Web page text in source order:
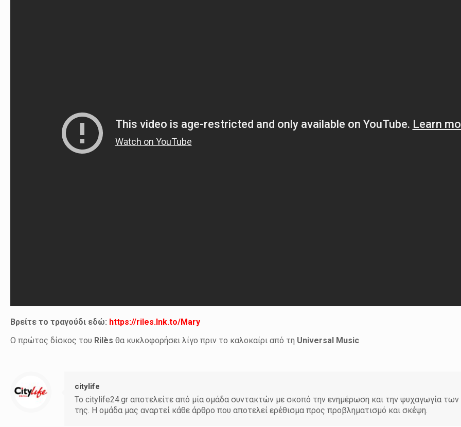
Βρείτε το τραγούδι εδώ: https://riles.lnk.to/Mary
Ο πρώτος δίσκος του Ril ès θα κυκλοφορήσει λίγο πριν το καλοκαίρι από τη Universal Music
citylife
Το citylife24.gr αποτελείτε από μία ομάδα συντακτών με σκοπό την ενημέρωση και την ψυχαγωγία
της. Η ομάδα μας αναρτεί κάθε άρθρο που αποτελεί ερέθισμα προς προβληματισμό και σκέψη.